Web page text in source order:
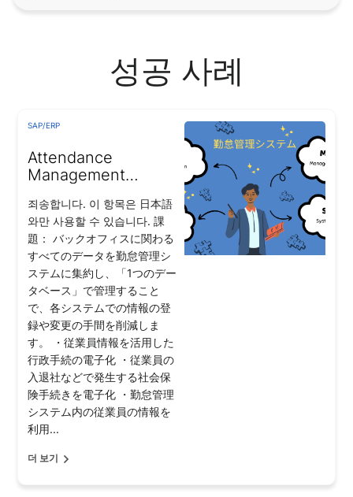
성공 사례
SAP/ERP
Attendance
Management
죄송합니다. 이 항목은 日本語
와만 사용할 수 있습니다. 課
題： バックオフィスに関わる
すべてのデータを勤怠管理シ
ステムに集約し、「1つのデー
タベース」で管理すること
で、各システムでの情報の登
録や変更の手間を削減しま
す。 ・従業員情報を活用した
行政手続の電子化 ・従業員の
入退社などで発生する社会保
険手続きを電子化 ・勤怠管理
システム内の従業員の情報を
利用...
더 보기